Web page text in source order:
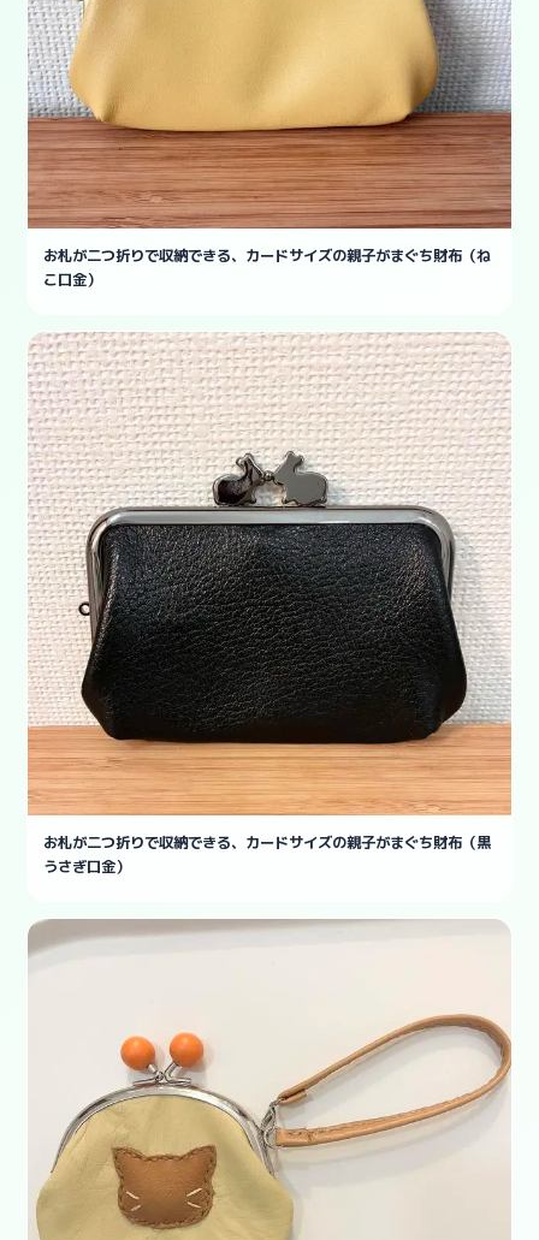
お札が二つ折りで収納できる、カードサイズの親子がまぐち財布（ね
こ口金）
お札が二つ折りで収納できる、カードサイズの親子がまぐち財布（黒
うさぎ口金）